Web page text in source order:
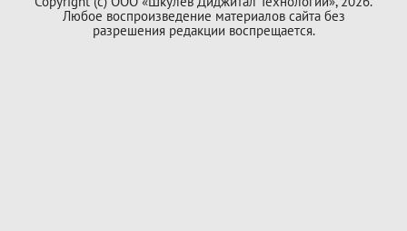
Любое воспроизведение материалов сайта без
разрешения редакции воспрещается.